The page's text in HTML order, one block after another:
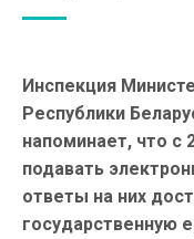
Инспекция
Республики
напоминает, что с
подавать
ответы на них
государственную